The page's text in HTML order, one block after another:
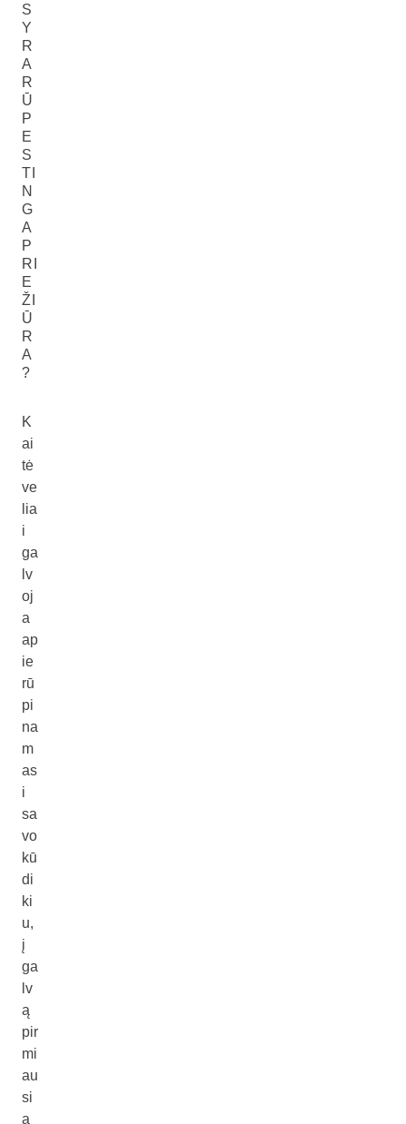
S
Y
R
A
R
Ū
P
E
S
TI
N
G
A
P
RI
E
ŽI
Ū
R
A
?
K
ai
tė
ve
lia
i
ga
lv
oj
a
ap
ie
rū
pi
na
m
as
i
sa
vo
kū
di
ki
u,
į
ga
lv
ą
pir
mi
au
si
a